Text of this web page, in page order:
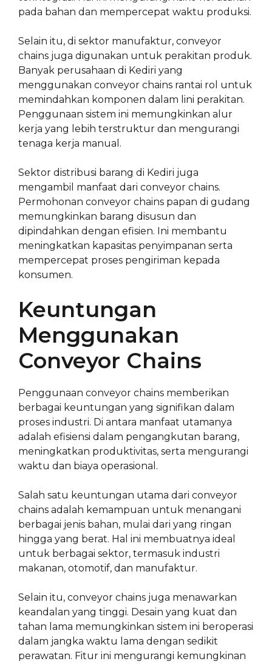
pada bahan dan mempercepat waktu produksi.
Selain itu, di sektor manufaktur, conveyor
chains juga digunakan untuk perakitan produk.
Banyak perusahaan di Kediri yang
menggunakan conveyor chains rantai rol untuk
memindahkan komponen dalam lini perakitan.
Penggunaan sistem ini memungkinkan alur
kerja yang lebih terstruktur dan mengurangi
tenaga kerja manual.
Sektor distribusi barang di Kediri juga
mengambil manfaat dari conveyor chains.
Permohonan conveyor chains papan di gudang
memungkinkan barang disusun dan
dipindahkan dengan efisien. Ini membantu
meningkatkan kapasitas penyimpanan serta
mempercepat proses pengiriman kepada
konsumen.
Keuntungan
Menggunakan
Conveyor Chains
Penggunaan conveyor chains memberikan
berbagai keuntungan yang signifikan dalam
proses industri. Di antara manfaat utamanya
adalah efisiensi dalam pengangkutan barang,
meningkatkan produktivitas, serta mengurangi
waktu dan biaya operasional.
Salah satu keuntungan utama dari conveyor
chains adalah kemampuan untuk menangani
berbagai jenis bahan, mulai dari yang ringan
hingga yang berat. Hal ini membuatnya ideal
untuk berbagai sektor, termasuk industri
makanan, otomotif, dan manufaktur.
Selain itu, conveyor chains juga menawarkan
keandalan yang tinggi. Desain yang kuat dan
tahan lama memungkinkan sistem ini beroperasi
dalam jangka waktu lama dengan sedikit
perawatan. Fitur ini mengurangi kemungkinan